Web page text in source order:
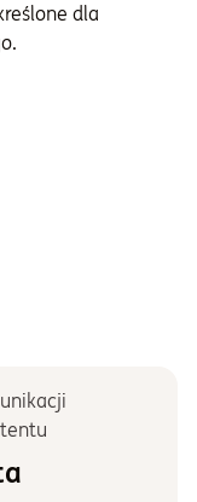
dla